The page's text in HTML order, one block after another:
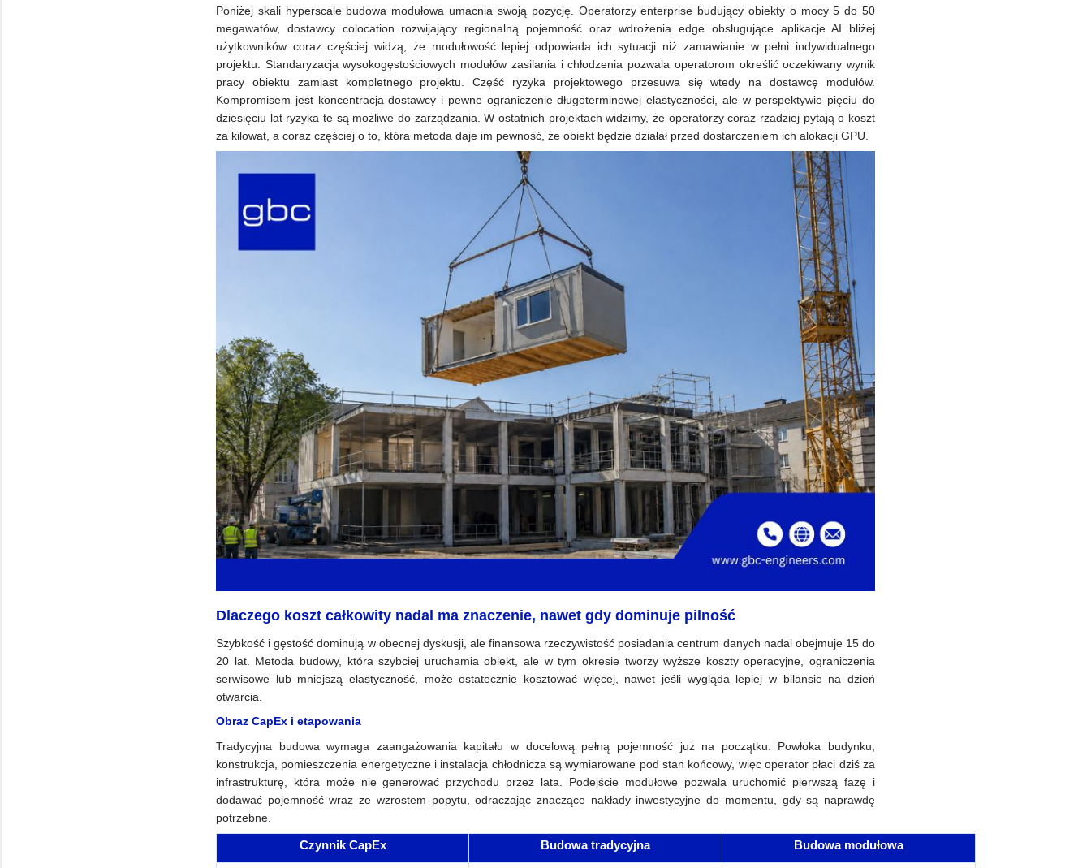
Poniżej skali hyperscale budowa modułowa umacnia swoją pozycję. Operatorzy enterprise budujący obiekty o mocy 5 do 50
megawatów, dostawcy colocation rozwijający regionalną pojemność oraz wdrożenia edge obsługujące aplikacje AI bliżej
użytkowników coraz częściej widzą, że modułowość lepiej odpowiada ich sytuacji niż zamawianie w pełni indywidualnego
projektu. Standaryzacja wysokogęstościowych modułów zasilania i chłodzenia pozwala operatorom określić oczekiwany wynik
pracy obiektu zamiast kompletnego projektu. Część ryzyka projektowego przesuwa się wtedy na dostawcę modułów.
Kompromisem jest koncentracja dostawcy i pewne ograniczenie długoterminowej elastyczności, ale w perspektywie pięciu do
dziesięciu lat ryzyka te są możliwe do zarządzania. W ostatnich projektach widzimy, że operatorzy coraz rzadziej pytają o koszt
za kilowat, a coraz częściej o to, która metoda daje im pewność, że obiekt będzie działał przed dostarczeniem ich alokacji GPU.
Dlaczego koszt całkowity nadal ma znaczenie, nawet gdy dominuje pilność
Szybkość i gęstość dominują w obecnej dyskusji, ale finansowa rzeczywistość posiadania centrum danych nadal obejmuje 15 do
20 lat. Metoda budowy, która szybciej uruchamia obiekt, ale w tym okresie tworzy wyższe koszty operacyjne, ograniczenia
serwisowe lub mniejszą elastyczność, może ostatecznie kosztować więcej, nawet jeśli wygląda lepiej w bilansie na dzień
otwarcia.
Obraz CapEx i etapowania
Tradycyjna budowa wymaga zaangażowania kapitału w docelową pełną pojemność już na początku. Powłoka budynku,
konstrukcja, pomieszczenia energetyczne i instalacja chłodnicza są wymiarowane pod stan końcowy, więc operator płaci dziś za
infrastrukturę, która może nie generować przychodu przez lata. Podejście modułowe pozwala uruchomić pierwszą fazę i
dodawać pojemność wraz ze wzrostem popytu, odraczając znaczące nakłady inwestycyjne do momentu, gdy są naprawdę
potrzebne.
Czynnik CapEx Budowa tradycyjna Budowa modułowa